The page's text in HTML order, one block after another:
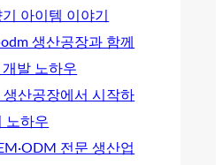
아이템 이야기
생산공장과 함께
발 노하우
생산공장에서 시작하
노하우
전문 생산업